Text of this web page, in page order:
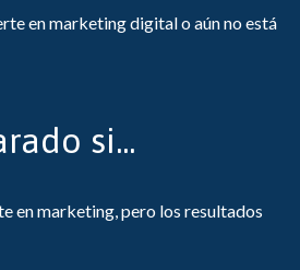
en marketing digital o aún no está
si...
en marketing, pero los resultados